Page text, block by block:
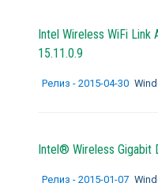
Intel Wireless WiFi Link
15.11.0.9
Релиз - 2015-04-30
Intel® Wireless Gigabit
Релиз - 2015-01-07